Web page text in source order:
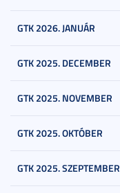
GTK 2026. JANUÁR
GTK 2025. DECEMBER
GTK 2025. NOVEMBER
GTK 2025. OKTÓBER
GTK 2025. SZEPTEMBER